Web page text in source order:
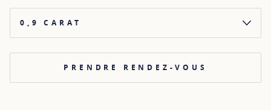
0,9 CARAT
PRENDRE RENDEZ-VOUS